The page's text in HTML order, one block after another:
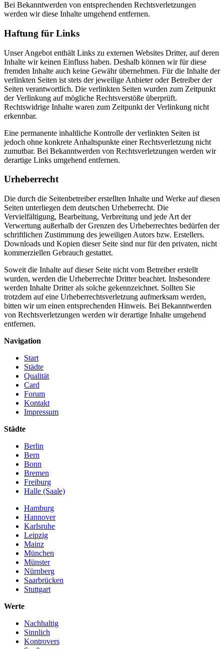
Bei Bekanntwerden von entsprechenden Rechtsverletzungen
werden wir diese Inhalte umgehend entfernen.
Haftung für Links
Unser Angebot enthält Links zu externen Websites Dritter, auf deren
Inhalte wir keinen Einfluss haben. Deshalb können wir für diese
fremden Inhalte auch keine Gewähr übernehmen. Für die Inhalte der
verlinkten Seiten ist stets der jeweilige Anbieter oder Betreiber der
Seiten verantwortlich. Die verlinkten Seiten wurden zum Zeitpunkt
der Verlinkung auf mögliche Rechtsverstöße überprüft.
Rechtswidrige Inhalte waren zum Zeitpunkt der Verlinkung nicht
erkennbar.
Eine permanente inhaltliche Kontrolle der verlinkten Seiten ist
jedoch ohne konkrete Anhaltspunkte einer Rechtsverletzung nicht
zumutbar. Bei Bekanntwerden von Rechtsverletzungen werden wir
derartige Links umgehend entfernen.
Urheberrecht
Die durch die Seitenbetreiber erstellten Inhalte und Werke auf diesen
Seiten unterliegen dem deutschen Urheberrecht. Die
Vervielfältigung, Bearbeitung, Verbreitung und jede Art der
Verwertung außerhalb der Grenzen des Urheberrechtes bedürfen der
schriftlichen Zustimmung des jeweiligen Autors bzw. Erstellers.
Downloads und Kopien dieser Seite sind nur für den privaten, nicht
kommerziellen Gebrauch gestattet.
Soweit die Inhalte auf dieser Seite nicht vom Betreiber erstellt
wurden, werden die Urheberrechte Dritter beachtet. Insbesondere
werden Inhalte Dritter als solche gekennzeichnet. Sollten Sie
trotzdem auf eine Urheberrechtsverletzung aufmerksam werden,
bitten wir um einen entsprechenden Hinweis. Bei Bekanntwerden
von Rechtsverletzungen werden wir derartige Inhalte umgehend
entfernen.
Navigation
Start
Städte
Qualität
Card
Forum
Kontakt
Impressum
Städte
Berlin
Bern
Bonn
Bremen
Freiburg
Halle (Saale)
Hamburg
Hannover
Karlsruhe
Leipzig
Mainz
München
Münster
Nürnberg
Saarbrücken
Stuttgart
Werte
Nachhaltig
Sinnlich
Kontrovers